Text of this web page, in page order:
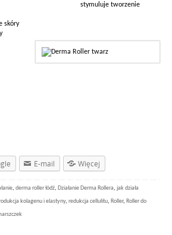
stymuluje tworzenie
skóry
E-mail Więcej
,derma roller łódź, Działanie Derma Rollera,jak działa
kolagenu i elastyny, redukcja cellulitu, Roller, Roller do